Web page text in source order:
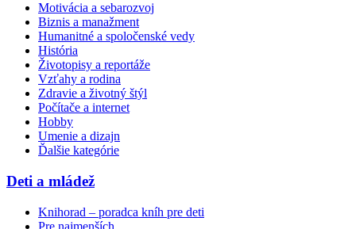
Motivácia a sebarozvoj
Biznis a manažment
Humanitné a spoločenské vedy
História
Životopisy a reportáže
Vzťahy a rodina
Zdravie a životný štýl
Počítače a internet
Hobby
Umenie a dizajn
Ďalšie kategórie
Deti a mládež
Knihorad – poradca kníh pre deti
Pre najmenších